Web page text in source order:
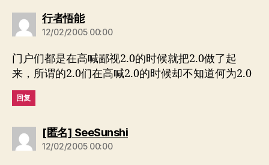
行者悟能说：
12/02/2005 00:00
门户们都是在高喊鄙视2.0的时候就把2.0做了起
来，所谓的2.0们在高喊2.0的时候却不知道何为2.0
回复
[匿名] SeeSunshi说：
12/02/2005 00:00